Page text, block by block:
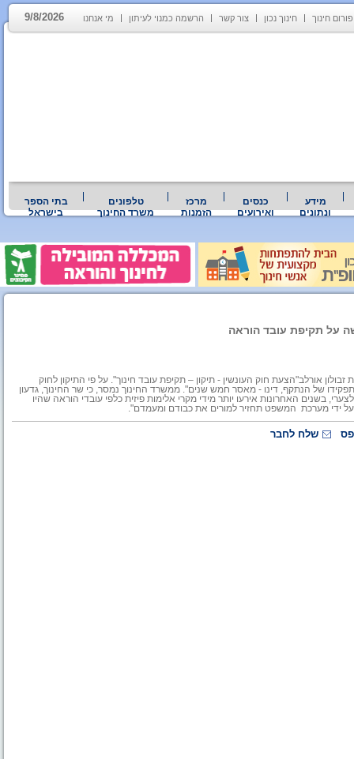
פורום חינוך חינוך נכון צור קשר הרשמה כמנוי לעיתון מי אנחנו 9/8/2026
מידע
ונתונים
כנסים
ואירועים
מרכז
הזמנות
טלפונים
משרד החינוך
בתי הספר
בישראל
על תקיפת עובד הוראה
אורלב"הצעת חוק העונשין - תיקון – תקיפת עובד חינוך". על פי התיקון לחוק
תפקידו של הנתקף, דינו - מאסר חמש שנים". ממשרד החינוך נמסר, כי שר החינוך, גדעון
בשנים האחרונות אירעו יותר מידי מקרי אלימות פיזית כלפי עובדי הוראה שהיו
על ידי מערכת המשפט תחזיר למורים את כבודם ומעמדם".
שלח לחבר